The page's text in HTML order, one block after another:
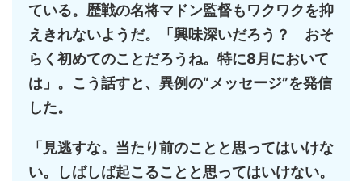
ている。歴戦の名将マドン監督もワクワクを抑
えきれないようだ。「興味深いだろう？ おそ
らく初めてのことだろうね。特に8月において
は」。こう話すと、異例の“メッセージ”を発信
した。
「見逃すな。当たり前のことと思ってはいけな
い。しばしば起こることと思ってはいけない。